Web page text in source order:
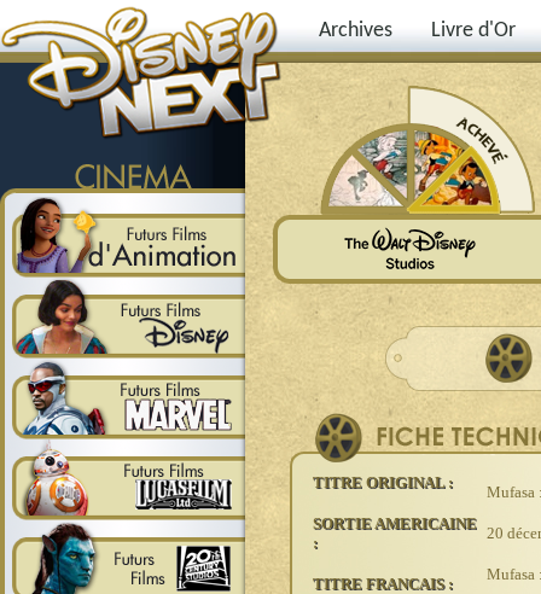
Archives Livre d'Or
TITRE ORIGINAL :
SORTIE AMERICAINE
:
TITRE FRANCAIS :
Mufasa
20
Mufasa